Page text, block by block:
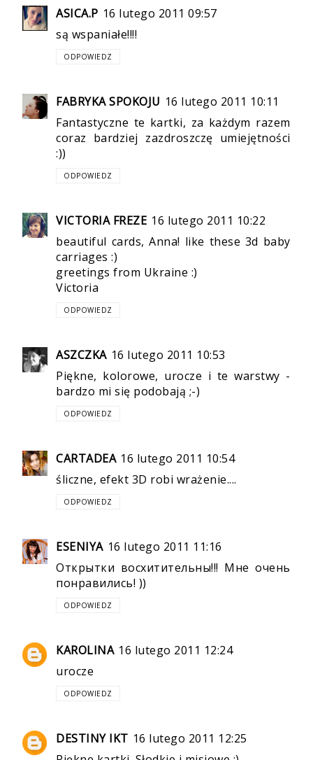
ASICA.P 16 lutego 2011 09:57
są wspaniałe!!!!
ODPOWIEDZ
FABRYKA SPOKOJU 16 lutego 2011 10:11
Fantastyczne te kartki, za każdym razem
coraz bardziej zazdroszczę umiejętności
:))
ODPOWIEDZ
VICTORIA FREZE 16 lutego 2011 10:22
beautiful cards, Anna! like these 3d baby
carriages :)
greetings from Ukraine :)
Victoria
ODPOWIEDZ
ASZCZKA 16 lutego 2011 10:53
Piękne, kolorowe, urocze i te warstwy -
bardzo mi się podobają ;-)
ODPOWIEDZ
CARTADEA 16 lutego 2011 10:54
śliczne, efekt 3D robi wrażenie....
ODPOWIEDZ
ESENIYA 16 lutego 2011 11:16
Открытки восхитительны!!! Мне очень
понравились! ))
ODPOWIEDZ
KAROLINA 16 lutego 2011 12:24
urocze
ODPOWIEDZ
DESTINY IKT 16 lutego 2011 12:25